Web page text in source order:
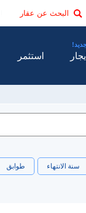
سنة الانتهاء طوابق
إيجار استثمر
البحث عن عقار